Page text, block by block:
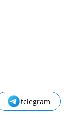
telegram